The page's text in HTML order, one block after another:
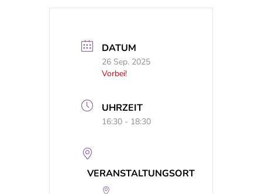
DATUM
26 Sep. 2025
Vorbei!
UHRZEIT
16:30 - 18:30
VERANSTALTUNGSORT